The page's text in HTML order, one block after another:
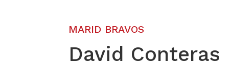
MARID BRAVOS
David Conteras